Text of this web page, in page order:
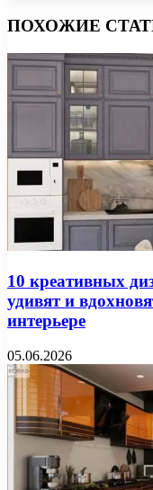
ПОХОЖИЕ
10 креативных
удивят и
интерьере
05.06.2026